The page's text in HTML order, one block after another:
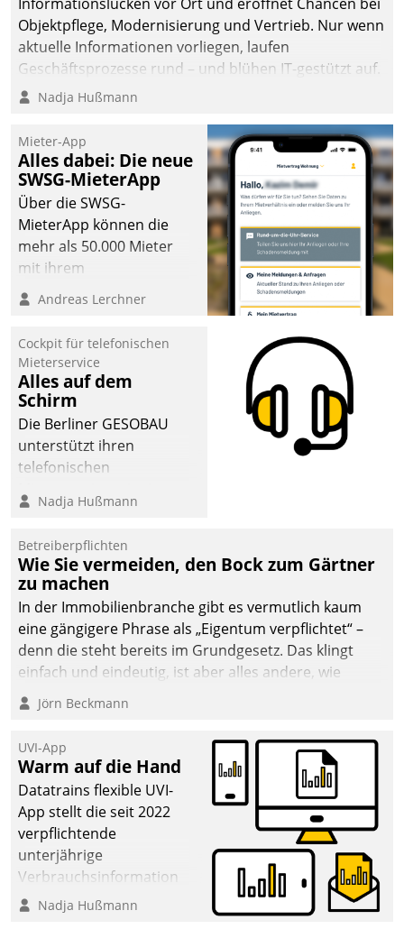
Objektpflege, Modernisierung und Vertrieb. Nur wenn
aktuelle Informationen vorliegen, laufen
Geschäftsprozesse rund – und blühen IT-gestützt auf.
Nadja Hußmann
Mieter-App
Alles dabei: Die neue
SWSG-MieterApp
Über die SWSG-
MieterApp können die
mehr als 50.000 Mieter
mit ihrem
Wohnungsunternehmen
kommunizieren, auf dem
einsehen und ändern
oder
Schadensmeldungen
abgeben – rund um die
Uhr.
Andreas Lerchner
Cockpit für telefonischen
Mieterservice
Alles auf dem
Schirm
Die Berliner GESOBAU
unterstützt ihren
telefonischen
digitalen Cockpit, das
passende Fragen und
Schlagworte auswirft.
Eine intuitive
Dialogführung ermöglicht
dem externen
Serviceteam, Anrufe von
Mietenden zügiger und
effizienter zu bearbeiten.
Nadja Hußmann
Betreiberpflichten
Wie Sie vermeiden, den Bock zum Gärtner
zu machen
In der Immobilienbranche gibt es vermutlich kaum
eine gängigere Phrase als „Eigentum verpflichtet“ –
denn die steht bereits im Grundgesetz. Das klingt
einfach und eindeutig, ist aber alles andere, wie
Branchenbeschäftigte wissen. Denn mit der
Verantwortung folgen Verpflichtungen.
Jörn Beckmann
UVI-App
Warm auf die Hand
Datatrains flexible UVI-
App stellt die seit 2022
verpflichtende
unterjährige
Verbrauchsinformation
schnell, zuverlässig und
Nadja Hußmann